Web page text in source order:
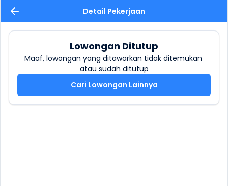
Detail Pekerjaan
Lowongan Ditutup
Maaf, lowongan yang ditawarkan tidak ditemukan
atau sudah ditutup
Cari Lowongan Lainnya